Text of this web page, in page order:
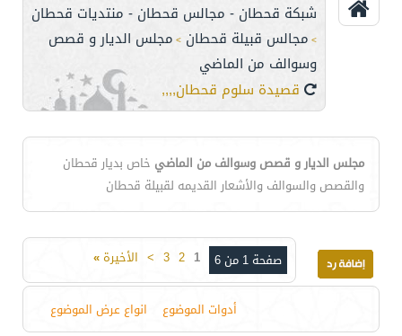
شبكة قحطان - مجالس قحطان - منتديات قحطان
> مجالس قبيلة قحطان > مجلس الديار و قصص
وسوالف من الماضي
قصيدة سلوم قحطان,,,,
مجلس الديار و قصص وسوالف من الماضي خاص بديار قحطان
والقصص والسوالف والأشعار القديمه لقبيلة قحطان
صفحة 1 من 6 1
2
3
> الأخيرة»
أدوات الموضوع انواع عرض الموضوع